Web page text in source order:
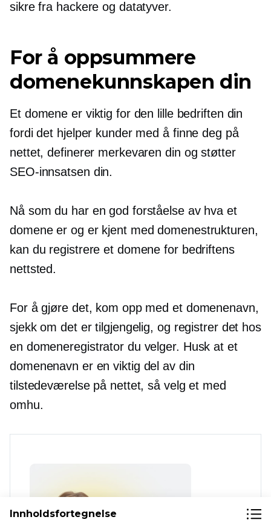
sikre fra hackere og datatyver.
For å oppsummere
domenekunnskapen din
Et domene er viktig for den lille bedriften din
fordi det hjelper kunder med å finne deg på
nettet, definerer merkevaren din og støtter
SEO-innsatsen din.
Nå som du har en god forståelse av hva et
domene er og er kjent med domenestrukturen,
kan du registrere et domene for bedriftens
nettsted.
For å gjøre det, kom opp med et domenenavn,
sjekk om det er tilgjengelig, og registrer det hos
en domeneregistrator du velger. Husk at et
domenenavn er en viktig del av din
tilstedeværelse på nettet, så velg et med
omhu.
Innholdsfortegnelse